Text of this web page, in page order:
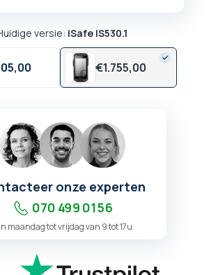
versie: iSafe IS530.1
00 €1.755,00
onze experten
070 499 01 56
maandag tot vrijdag van 9 tot 17u